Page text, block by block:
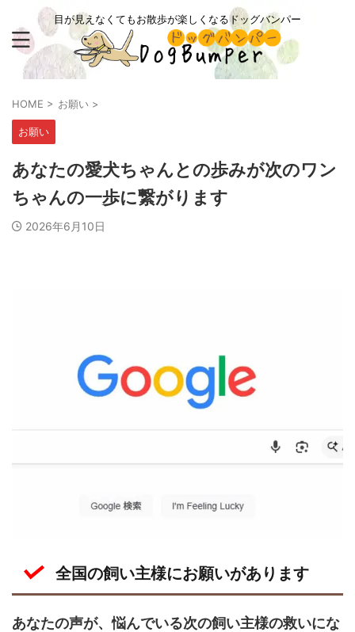
目が見えなくてもお散歩が楽しくなるドッグバンパー
HOME > お願い >
お願い
あなたの愛犬ちゃんとの歩みが次のワン
ちゃんの一歩に繋がります
2026年6月10日
全国の飼い主様にお願いがあります
あなたの声が、悩んでいる次の飼い主様の救いにな